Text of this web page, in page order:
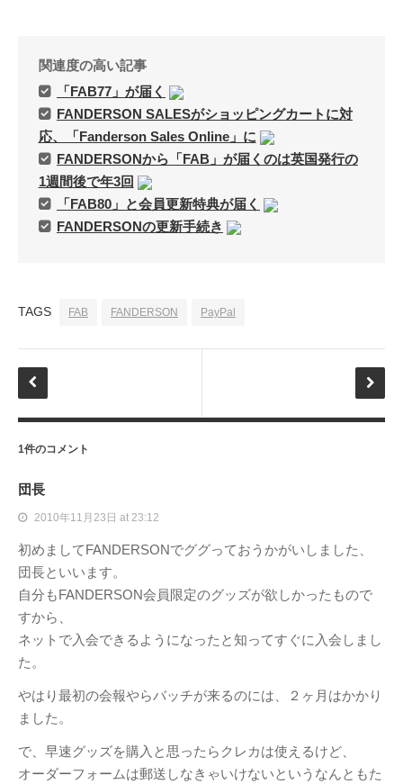
関連度の高い記事
「FAB77」が届く
FANDERSON SALESがショッピングカートに対
応、「Fanderson Sales Online」に
FANDERSONから「FAB」が届くのは英国発行の
1週間後で年3回
「FAB80」と会員更新特典が届く
FANDERSONの更新手続き
TAGS FAB FANDERSON PayPal
1件のコメント
団長
2010年11月23日 at 23:12
初めましてFANDERSONでググっておうかがいしました、
団長といいます。
自分もFANDERSON会員限定のグッズが欲しかったもので
すから、
ネットで入会できるようになったと知ってすぐに入会しまし
た。
やはり最初の会報やらバッチが来るのには、２ヶ月はかかり
ました。
で、早速グッズを購入と思ったらクレカは使えるけど、
オーダーフォームは郵送しなきゃいけないというなんともた